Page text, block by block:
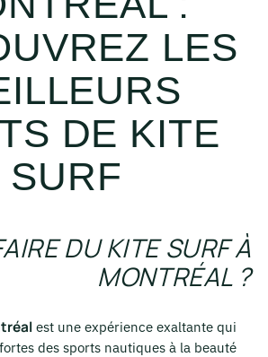
LES
DE KITE
SURF
DU KITE SURF À
MONTRÉAL ?
est une expérience exaltante qui
des sports nautiques à la beauté